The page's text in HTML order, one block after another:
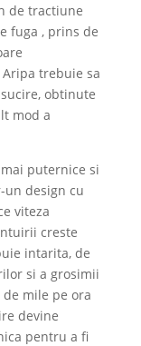
de tractiune
fuga , prins de
trebuie sa
obtinute
mod a
puternice si
un design cu
viteza
creste
intarita, de
si a grosimii
mile pe ora
devine
pentru a fi